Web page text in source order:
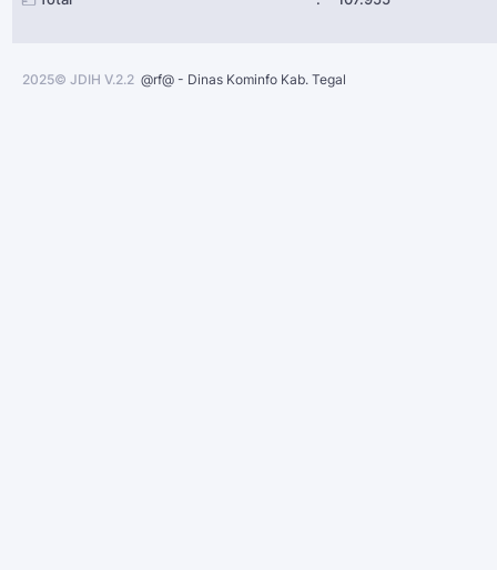
2025© JDIH V.2.2 @rf@ - Dinas Kominfo Kab. Tegal